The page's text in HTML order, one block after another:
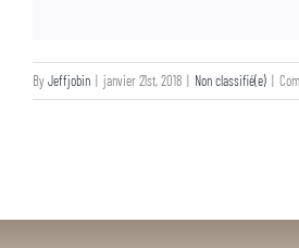
ByJeffjobin | janvier 21st, 2018 | Non classifié(e) |